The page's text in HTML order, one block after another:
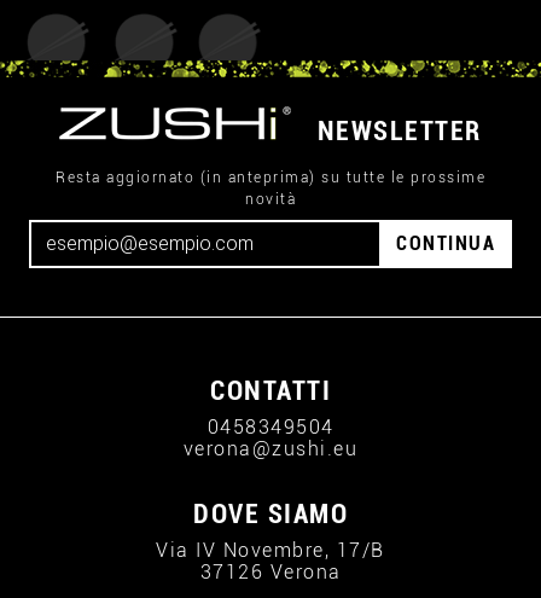
NEWSLETTER
Resta aggiornato (in anteprima) su tutte le prossime
novità
CONTINUA
CONTATTI
0458349504
verona@zushi.eu
DOVE SIAMO
Via IV Novembre, 17/B
37126 Verona